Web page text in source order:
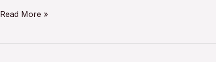
Read More »